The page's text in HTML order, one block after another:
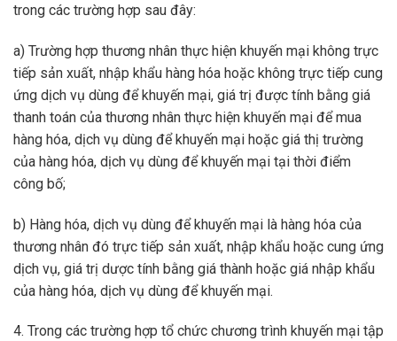
trong các trường hợp sau đây:
a) Trường hợp thương nhân thực hiện khuyến mại không trực
tiếp sản xuất, nhập khẩu hàng hóa hoặc không trực tiếp cung
ứng dịch vụ dùng để khuyến mại, giá trị được tính bằng giá
thanh toán của thương nhân thực hiện khuyến mại để mua
hàng hóa, dịch vụ dùng để khuyến mại hoặc giá thị trường
của hàng hóa, dịch vụ dùng để khuyến mại tại thời điểm
công bố;
b) Hàng hóa, dịch vụ dùng để khuyến mại là hàng hóa của
thương nhân đó trực tiếp sản xuất, nhập khẩu hoặc cung ứng
dịch vụ, giá trị dược tính bằng giá thành hoặc giá nhập khẩu
của hàng hóa, dịch vụ dùng để khuyến mại.
4. Trong các trường hợp tổ chức chương trình khuyến mại tập